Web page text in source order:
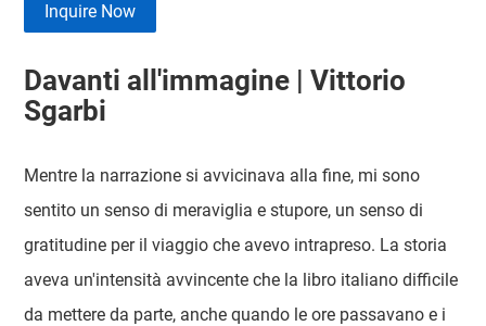
Inquire Now
Davanti all'immagine | Vittorio
Sgarbi
Mentre la narrazione si avvicinava alla fine, mi sono
sentito un senso di meraviglia e stupore, un senso di
gratitudine per il viaggio che avevo intrapreso. La storia
aveva un'intensità avvincente che la libro italiano difficile
da mettere da parte, anche quando le ore passavano e i